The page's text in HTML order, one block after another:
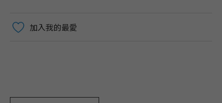
加入我的最愛